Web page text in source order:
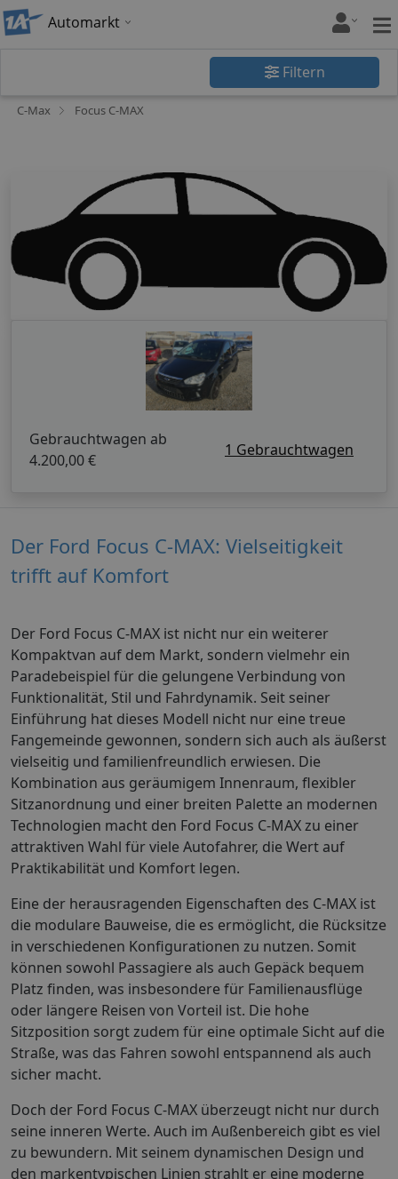
Automarkt
Filtern
C-Max Focus C-MAX
Gebrauchtwagen ab
4.200,00 €
1 Gebrauchtwagen
Der Ford Focus C-MAX: Vielseitigkeit
trifft auf Komfort
Der Ford Focus C-MAX ist nicht nur ein weiterer
Kompaktvan auf dem Markt, sondern vielmehr ein
Paradebeispiel für die gelungene Verbindung von
Funktionalität, Stil und Fahrdynamik. Seit seiner
Einführung hat dieses Modell nicht nur eine treue
Fangemeinde gewonnen, sondern sich auch als äußerst
vielseitig und familienfreundlich erwiesen. Die
Kombination aus geräumigem Innenraum, flexibler
Sitzanordnung und einer breiten Palette an modernen
Technologien macht den Ford Focus C-MAX zu einer
attraktiven Wahl für viele Autofahrer, die Wert auf
Praktikabilität und Komfort legen.
Eine der herausragenden Eigenschaften des C-MAX ist
die modulare Bauweise, die es ermöglicht, die Rücksitze
in verschiedenen Konfigurationen zu nutzen. Somit
können sowohl Passagiere als auch Gepäck bequem
Platz finden, was insbesondere für Familienausflüge
oder längere Reisen von Vorteil ist. Die hohe
Sitzposition sorgt zudem für eine optimale Sicht auf die
Straße, was das Fahren sowohl entspannend als auch
sicher macht.
Doch der Ford Focus C-MAX überzeugt nicht nur durch
seine inneren Werte. Auch im Außenbereich gibt es viel
zu bewundern. Mit seinem dynamischen Design und
den markentypischen Linien strahlt er eine moderne